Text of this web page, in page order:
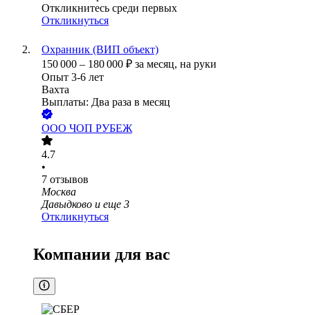
Откликнитесь среди первых
Откликнуться
Охранник (ВИП объект)
150 000 – 180 000 ₽ за месяц, на руки
Опыт 3-6 лет
Вахта
Выплаты: Два раза в месяц
ООО ЧОП РУБЕЖ
4.7
•
7 отзывов
Москва
Давыдково и еще 3
Откликнуться
Компании для вас